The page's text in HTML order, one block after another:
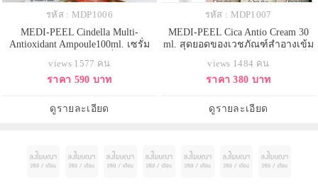
รหัส : MDP1006
MEDI-PEEL Cindella Multi-
Antioxidant Ampoule100ml. เซรั่ม
อนุมูลอิสระต่อต้านริ้วรอยฟื้นฟู
พร้อมช่วยปรับผิวหน้าที่หมองคล้ำให้
เปล่งปลั่ง
views 1577 คน
ราคา 590 บาท
ดูรายละเอียด
รหัส : MDP1007
MEDI-PEEL Cica Antio Cream 30
ml. สุดยอดของเวชภัณฑ์สำอางเข้ม
สิวรักษา เห็นผลภายใน 7วัน หลอดสี
เขียวเน้นรักษารอยที่เกิดจากสิวโดย
views 1484 คน
ราคา 380 บาท
ดูรายละเอียด